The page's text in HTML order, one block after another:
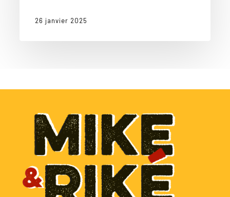
26 janvier 2025